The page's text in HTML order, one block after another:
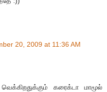
20, 2009 at 11:36 AM
கரைக்டா மாமூல்